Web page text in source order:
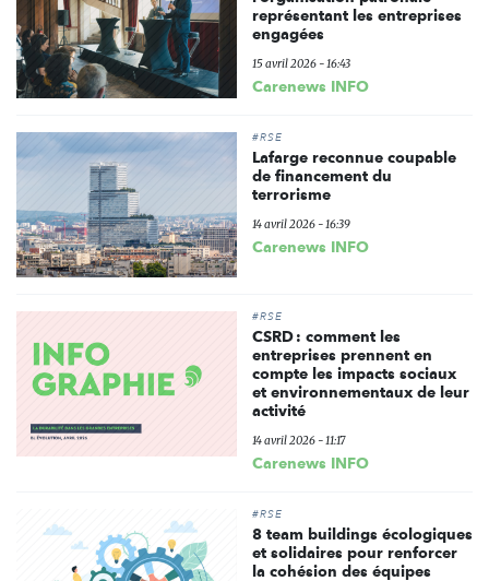
représentant les entreprises
engagées
15 avril 2026 - 16:43
Carenews INFO
#RSE
Lafarge reconnue coupable
de financement du
terrorisme
14 avril 2026 - 16:39
Carenews INFO
#RSE
CSRD : comment les
entreprises prennent en
compte les impacts sociaux
et environnementaux de leur
activité
14 avril 2026 - 11:17
Carenews INFO
#RSE
8 team buildings écologiques
et solidaires pour renforcer
la cohésion des équipes